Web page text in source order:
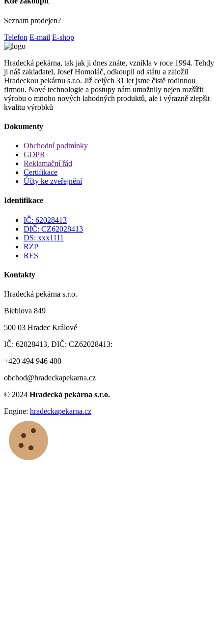
Seznam prodejen?
Telefon E-mail E-shop
Hradecká pekárna, tak jak ji dnes znáte, vznikla v roce 1994. Tehdy
ji náš zakladatel, Josef Homoláč, odkoupil od státu a založil
Hradeckou pekárnu s.r.o. Již celých 31 let jsme čistě rodinnou
firmou. Nové technologie a postupy nám umožnily nejen rozšířit
výrobu o mnoho nových lahodných produktů, ale i výrazně zlepšit
kvalitu výrobků
Dokumenty
Obchodní podmínky
GDPR
Reklamační řád
Certifikace
Účty ke zveřejnění
Identifikace
IČ: 62028413
DIČ: CZ62028413
DS: xxx1111
RZP
RES
Kontakty
Hradecká pekárna s.r.o.
Bieblova 849
500 03 Hradec Králové
IČ: 62028413, DIČ: CZ62028413:
+420 494 946 400
obchod@hradeckapekarna.cz
© 2024 Hradecká pekárna s.r.o.
Engine: hradeckapekarna.cz